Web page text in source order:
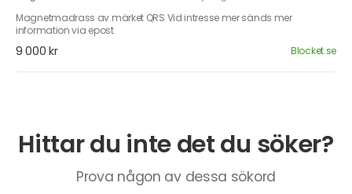
Magnetmadrass av märket QRS Vid intresse mer sänds mer
information via epost
9 000 kr Blocket.se
Hittar du inte det du söker?
Prova någon av dessa sökord